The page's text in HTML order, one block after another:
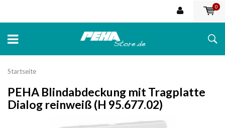
0
Startseite
PEHA Blindabdeckung mit Tragplatte
Dialog reinweiß (H 95.677.02)